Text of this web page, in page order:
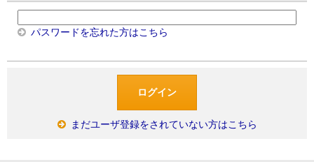
パスワードを忘れた方はこちら
まだユーザ登録をされていない方はこちら